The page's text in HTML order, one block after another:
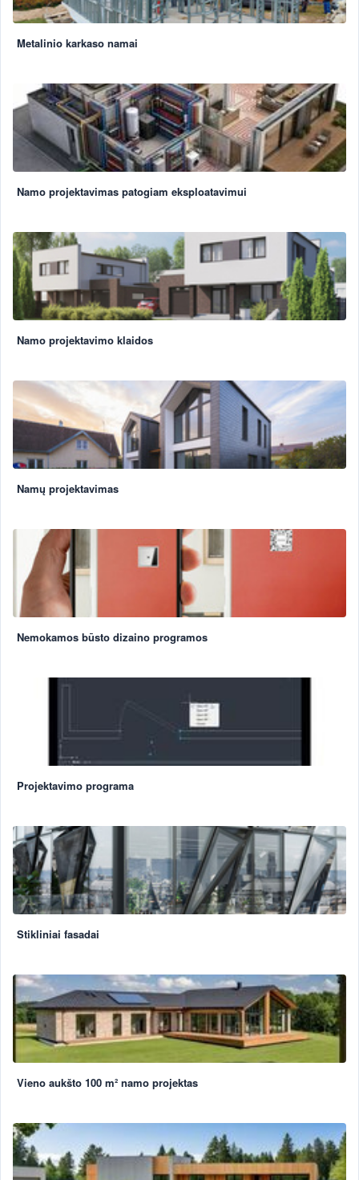
Metalinio karkaso namai
Namo projektavimas patogiam eksploatavimui
Namo projektavimo klaidos
Namų projektavimas
Nemokamos būsto dizaino programos
Projektavimo programa
Stikliniai fasadai
Vieno aukšto 100 m² namo projektas